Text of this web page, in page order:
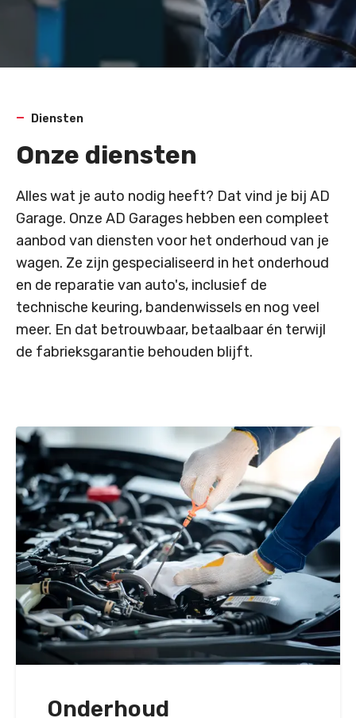
Diensten
Onze diensten
Alles wat je auto nodig heeft? Dat vind je bij AD
Garage. Onze AD Garages hebben een compleet
aanbod van diensten voor het onderhoud van je
wagen. Ze zijn gespecialiseerd in het onderhoud
en de reparatie van auto's, inclusief de
technische keuring, bandenwissels en nog veel
meer. En dat betrouwbaar, betaalbaar én terwijl
de fabrieksgarantie behouden blijft.
Onderhoud